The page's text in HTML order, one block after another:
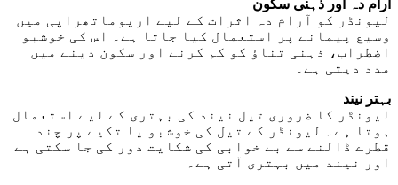
آرام دہ اور ذہنی سکون
لیونڈر کو آرام دہ اثرات کے لیے اریوماتھراپی میں
وسیع پیمانے پر استعمال کیا جاتا ہے۔ اس کی خوشبو
اضطراب، ذہنی تناؤ کو کم کرنے اور سکون دینے میں
مدد دیتی ہے۔
بہتر نیند
لیونڈر کا ضروری تیل نیند کی بہتری کے لیے استعمال
ہوتا ہے۔ لیونڈر کے تیل کی خوشبو یا تکیے پر چند
قطرے ڈالنے سے بے خوابی کی شکایت دور کی جا سکتی ہے
اور نیند میں بہتری آتی ہے۔